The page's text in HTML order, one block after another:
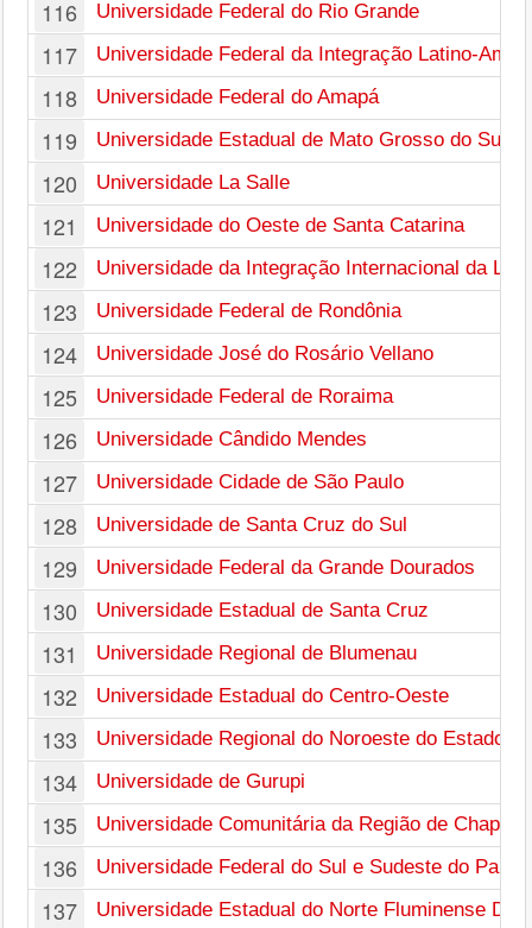
116 Universidade Federal do Rio Grande
117 Universidade Federal da Integração Latino-
118 Universidade Federal do Amapá
119 Universidade Estadual de Mato Grosso do Sul
120 Universidade La Salle
121 Universidade do Oeste de Santa Catarina
122 Universidade da Integração Internacional da
123 Universidade Federal de Rondônia
124 Universidade José do Rosário Vellano
125 Universidade Federal de Roraima
126 Universidade Cândido Mendes
127 Universidade Cidade de São Paulo
128 Universidade de Santa Cruz do Sul
129 Universidade Federal da Grande Dourados
130 Universidade Estadual de Santa Cruz
131 Universidade Regional de Blumenau
132 Universidade Estadual do Centro-Oeste
133 Universidade Regional do Noroeste do Estado
134 Universidade de Gurupi
135 Universidade Comunitária da Região de Chapecó
136 Universidade Federal do Sul e Sudeste do Pará
137 Universidade Estadual do Norte Fluminense